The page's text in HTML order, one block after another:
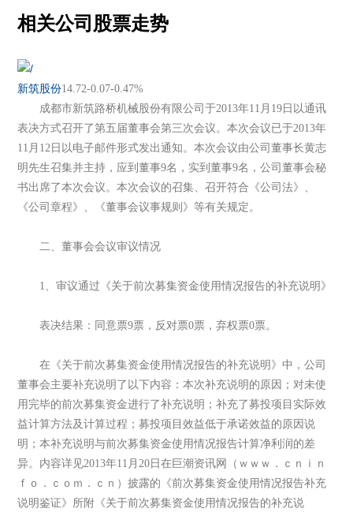
相关公司股票走势
新筑股份14.72-0.07-0.47%
成都市新筑路桥机械股份有限公司于2013年11月19日以通讯
表决方式召开了第五届董事会第三次会议。本次会议已于2013年
11月12日以电子邮件形式发出通知。本次会议由公司董事长黄志
明先生召集并主持，应到董事9名，实到董事9名，公司董事会秘
书出席了本次会议。本次会议的召集、召开符合《公司法》、
《公司章程》、《董事会议事规则》等有关规定。
二、董事会会议审议情况
1、审议通过《关于前次募集资金使用情况报告的补充说明》
表决结果：同意票9票，反对票0票，弃权票0票。
在《关于前次募集资金使用情况报告的补充说明》中，公司
董事会主要补充说明了以下内容：本次补充说明的原因；对未使
用完毕的前次募集资金进行了补充说明；补充了募投项目实际效
益计算方法及计算过程；募投项目效益低于承诺效益的原因说
明；本补充说明与前次募集资金使用情况报告计算净利润的差
异。内容详见2013年11月20日在巨潮资讯网（ｗｗｗ．ｃｎｉｎ
ｆｏ．ｃｏｍ．ｃｎ）披露的《前次募集资金使用情况报告补充
说明鉴证》所附《关于前次募集资金使用情况报告的补充说